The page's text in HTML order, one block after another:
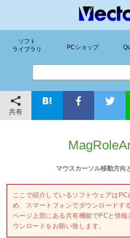
ソフト
ライブラリ
PCショップ
共有
マウスカーソル移動方向
ここで紹介しているソフトウェアは
め、スマートフォンでダウンロードす
ページ上部にある共有機能でPCと情
ウンロードをお願い致します。